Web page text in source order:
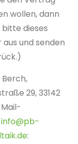
wollen, dann
bitte dieses
aus und senden
29, 33142
info@pb-
: